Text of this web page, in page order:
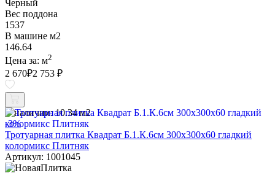
Черный
Вес поддона
1537
В машине м2
146.64
Цена за: м2
2 670₽2 753 ₽
В наличии: 10.34 м2
-3%
Тротуарная плитка Квадрат Б.1.К.6см 300х300х60 гладкий
колормикс Плитняк
Артикул: 1001045